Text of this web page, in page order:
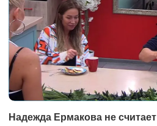
Надежда Ермакова не